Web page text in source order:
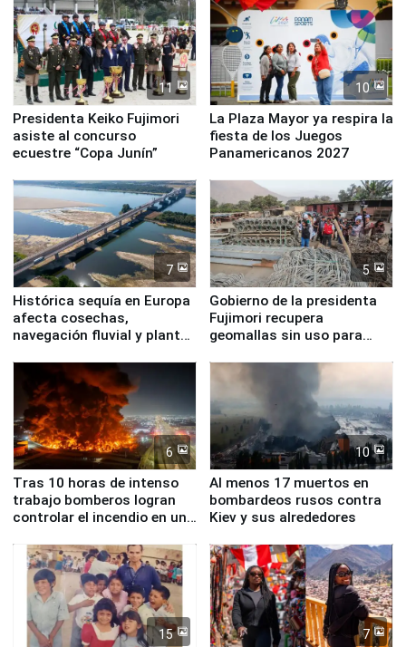
11
Presidenta Keiko Fujimori
asiste al concurso
ecuestre “Copa Junín”
10
La Plaza Mayor ya respira la
fiesta de los Juegos
Panamericanos 2027
7
Histórica sequía en Europa
afecta cosechas,
navegación fluvial y plantas
5
Gobierno de la presidenta
Fujimori recupera
geomallas sin uso para
Fenómeno El Niño
6
Tras 10 horas de intenso
trabajo bomberos logran
controlar el incendio en una
de Chile
10
Al menos 17 muertos en
bombardeos rusos contra
Kiev y sus alrededores
15 7